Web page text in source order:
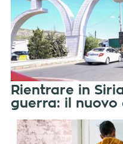
Rientrare in
guerra: il nuovo